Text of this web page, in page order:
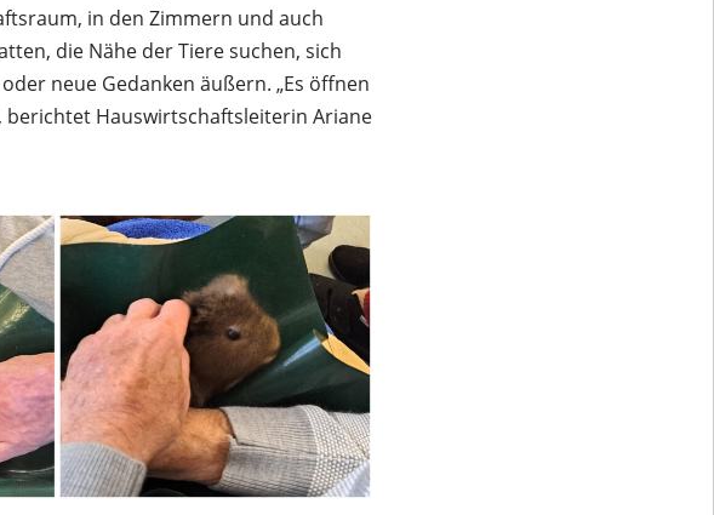
in den Zimmern und auch
die Nähe der Tiere suchen, sich
neue Gedanken äußern. „Es öffnen
berichtet Hauswirtschaftsleiterin Ariane